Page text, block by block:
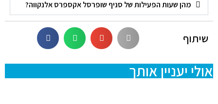
מהן שעות הפעילות של סניף שופרסל אקספרס אלנקווה?
שיתוף
אולי יעניין אותך